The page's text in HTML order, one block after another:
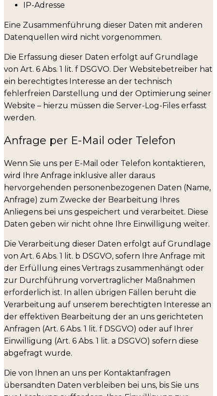
IP-Adresse
Eine Zusammenführung dieser Daten mit anderen
Datenquellen wird nicht vorgenommen.
Die Erfassung dieser Daten erfolgt auf Grundlage
von Art. 6 Abs. 1 lit. f DSGVO. Der Websitebetreiber hat
ein berechtigtes Interesse an der technisch
fehlerfreien Darstellung und der Optimierung seiner
Website – hierzu müssen die Server-Log-Files erfasst
werden.
Anfrage per E-Mail oder Telefon
Wenn Sie uns per E-Mail oder Telefon kontaktieren,
wird Ihre Anfrage inklusive aller daraus
hervorgehenden personenbezogenen Daten (Name,
Anfrage) zum Zwecke der Bearbeitung Ihres
Anliegens bei uns gespeichert und verarbeitet. Diese
Daten geben wir nicht ohne Ihre Einwilligung weiter.
Die Verarbeitung dieser Daten erfolgt auf Grundlage
von Art. 6 Abs. 1 lit. b DSGVO, sofern Ihre Anfrage mit
der Erfüllung eines Vertrags zusammenhängt oder
zur Durchführung vorvertraglicher Maßnahmen
erforderlich ist. In allen übrigen Fällen beruht die
Verarbeitung auf unserem berechtigten Interesse an
der effektiven Bearbeitung der an uns gerichteten
Anfragen (Art. 6 Abs. 1 lit. f DSGVO) oder auf Ihrer
Einwilligung (Art. 6 Abs. 1 lit. a DSGVO) sofern diese
abgefragt wurde.
Die von Ihnen an uns per Kontaktanfragen
übersandten Daten verbleiben bei uns, bis Sie uns